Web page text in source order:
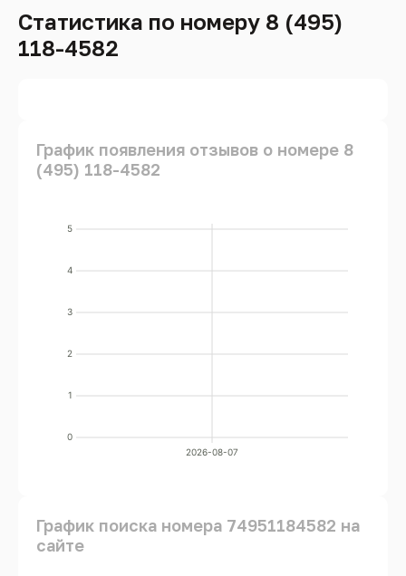
Статистика по номеру 8 (495)
118-4582
График появления отзывов о номере 8
(495) 118-4582
0
1
2
3
4
5
2026-08-07
График поиска номера 74951184582 на
сайте